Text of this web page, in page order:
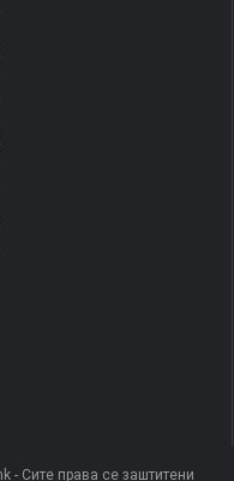
- Сите права се заштитени